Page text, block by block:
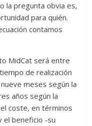
la pregunta obvia es,
para quién.
contamos
MidCat será entre
de realización
meses según la
años según la
coste, en términos
el beneficio -su